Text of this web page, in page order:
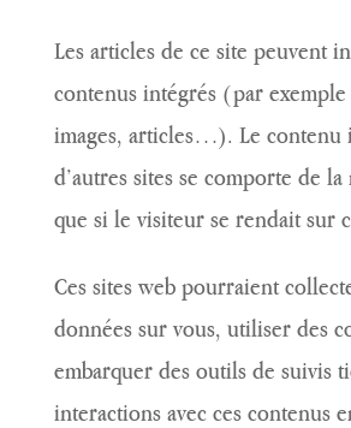
Les articles de ce site peuvent
contenus intégrés (par exemple
images, articles…). Le contenu
d’autres sites se comporte de
que si le visiteur se rendait sur
Ces sites web pourraient
données sur vous, utiliser des
embarquer des outils de suivis
interactions avec ces contenus